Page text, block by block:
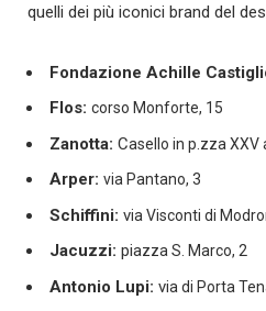
quelli dei più iconici brand del
Fondazione Achille
Flos: corso Monforte, 15
Zanotta: Casello in p.zza XXV
Arper: via Pantano, 3
Schiffini: via Visconti di
Jacuzzi: piazza S. Marco, 2
Antonio Lupi: via di Porta